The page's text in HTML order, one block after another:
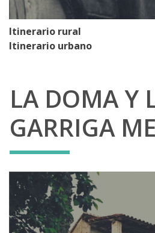
Itinerario rural
Itinerario urbano
LA DOMA Y
GARRIGA